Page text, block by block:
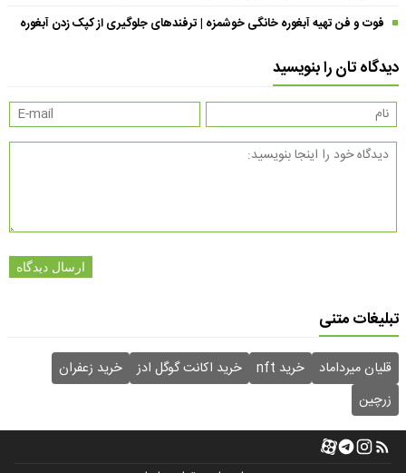
فوت و فن تهیه آبغوره خانگی خوشمزه | ترفندهای جلوگیری از کپک زدن آبغوره
دیدگاه تان را بنویسید
ارسال دیدگاه
تبلیغات متنی
قلیان میرداماد خرید nft خرید اکانت گوگل ادز
خرید زعفران
زرچین